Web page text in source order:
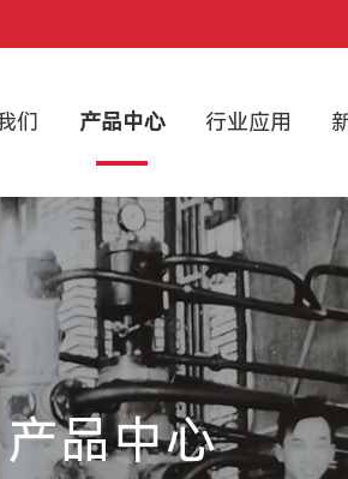
们 产品中心 行业应用
产品中心